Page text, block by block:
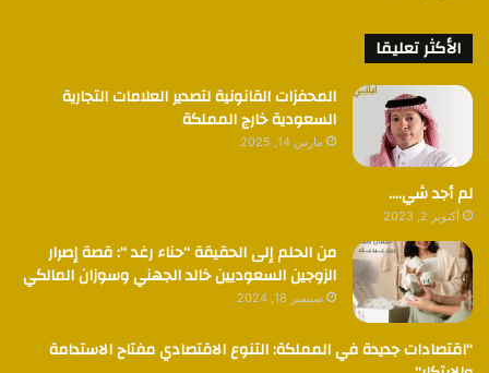
الأكثر تعليقا
المحفزات القانونية لتصدير العلامات التجارية
السعودية خارج المملكة
مارس 14, 2025
لم أجد شي….
أكتوبر 2, 2023
من الحلم إلى الحقيقة “حناء رغد “: قصة إصرار
الزوجين السعوديين خالد الجهني وسوزان المالكي
سبتمبر 18, 2024
“اقتصادات جديدة في المملكة: التنوع الاقتصادي مفتاح الاستدامة